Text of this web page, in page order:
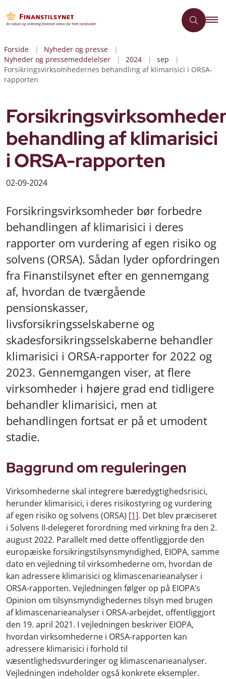
Forside
Nyheder og presse
Nyheder og pressemeddelelser
2024
sep
Forsikringsvirksomhedernes behandling af klimarisici i ORSA-
rapporten
behandling af klimarisici
i ORSA-rapporten
02-09-2024
Forsikringsvirksomheder bør forbedre
behandlingen af klimarisici i deres
rapporter om vurdering af egen risiko og
solvens (ORSA). Sådan lyder opfordringen
fra Finanstilsynet efter en gennemgang
af, hvordan de tværgående
pensionskasser,
livsforsikringsselskaberne og
skadesforsikringsselskaberne behandler
klimarisici i ORSA-rapporter for 2022 og
2023. Gennemgangen viser, at flere
virksomheder i højere grad end tidligere
behandler klimarisici, men at
behandlingen fortsat er på et umodent
stadie.
Baggrund om reguleringen
Virksomhederne skal integrere bæredygtighedsrisici,
herunder klimarisici, i deres risikostyring og vurdering
af egen risiko og solvens (ORSA) [1]. Det blev præciseret
i Solvens II-delegeret forordning med virkning fra den 2.
august 2022. Parallelt med dette offentliggjorde den
europæiske forsikringstilsynsmyndighed, EIOPA, samme
dato en vejledning til virksomhederne om, hvordan de
kan adressere klimarisici og klimascenarieanalyser i
ORSA-rapporten. Vejledningen følger op på EIOPA’s
Opinion om tilsynsmyndighedernes tilsyn med brugen
af klimascenarieanalyser i ORSA-arbejdet, offentliggjort
den 19. april 2021. I vejledningen beskriver EIOPA,
hvordan virksomhederne i ORSA-rapporten kan
adressere klimarisici i forhold til
væsentlighedsvurderinger og klimascenarieanalyser.
Vejledningen indeholder også konkrete eksempler.